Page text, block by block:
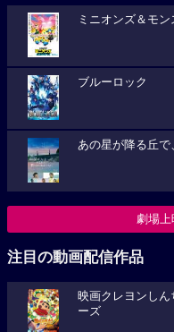
ミニオンズ＆モン
ブルーロック
あの星が降る丘で
劇場上
注目の動画配信作品
映画クレヨンし
ーズ